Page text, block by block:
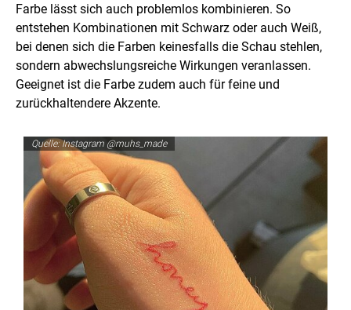
Farbe lässt sich auch problemlos kombinieren. So
entstehen Kombinationen mit Schwarz oder auch Weiß,
bei denen sich die Farben keinesfalls die Schau stehlen,
sondern abwechslungsreiche Wirkungen veranlassen.
Geeignet ist die Farbe zudem auch für feine und
zurückhaltendere Akzente.
Quelle: Instagram @muhs_made